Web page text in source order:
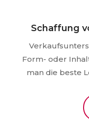
Schaffung
Form- oder
man die beste